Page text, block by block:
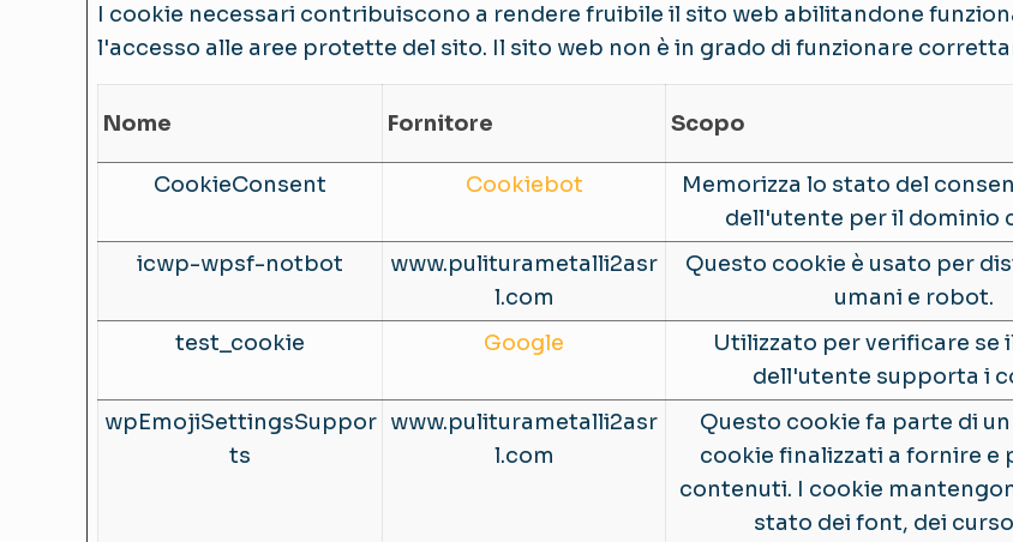
I cookie necessari contribuiscono a rendere fruibile il sito web abilitandone
l'accesso alle aree protette del sito. Il sito web non è in grado di funzionare
Nome Fornitore Scopo
CookieConsent Cookiebot
Memorizza lo stato del
dell'utente per il dominio
icwp-wpsf-notbot
www.puliturametalli2asr
l.com
Questo cookie è usato per
umani e robot.
test_cookie
Google
Utilizzato per verificare se
dell'utente supporta i
wpEmojiSettingsSuppor
ts
www.puliturametalli2asr
l.com
Questo cookie fa parte di
cookie finalizzati a fornire e
contenuti. I cookie
stato dei font, dei